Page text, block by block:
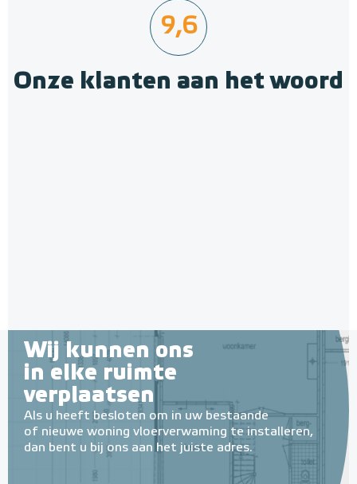
9,6
Onze klanten aan het woord
Wij kunnen ons
in elke ruimte
verplaatsen
Als u heeft besloten om in uw bestaande
of nieuwe woning vloerverwaming te installeren,
dan bent u bij ons aan het juiste adres.